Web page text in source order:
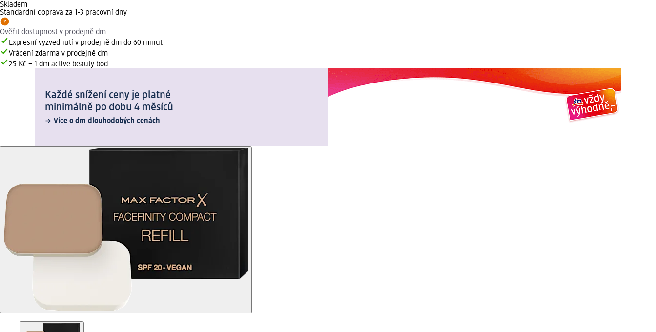
Skladem
Standardní doprava za 1-3 pracovní dny
Ověřit dostupnost v prodejně dm
Expresní vyzvednutí v prodejně dm do 60 minut
Vrácení zdarma v prodejně dm
25 Kč = 1 dm active beauty bod
Každé snížení ceny je platné
minimálně po dobu 4 měsíců
Více o dm dlouhodobých cenách